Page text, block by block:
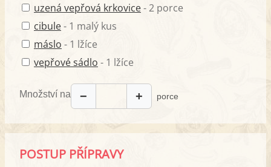
uzená vepřová krkovice- 2 porce
cibule- 1 malý kus
máslo - 1 lžíce
vepřové sádlo - 1 lžíce
Množství na − + porce
POSTUP PŘÍPRAVY